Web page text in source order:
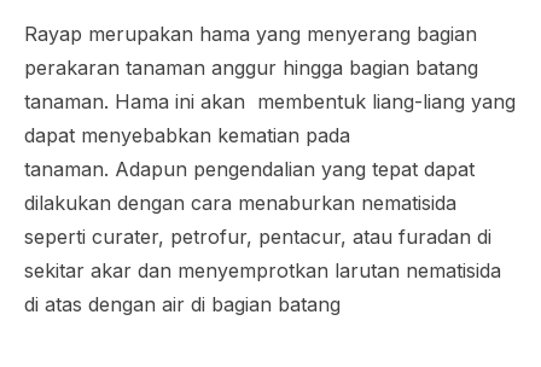
Rayap merupakan hama yang menyerang bagian
perakaran tanaman anggur hingga bagian batang
tanaman. Hama ini akan membentuk liang-liang yang
dapat menyebabkan kematian pada
tanaman. Adapun pengendalian yang tepat dapat
dilakukan dengan cara menaburkan nematisida
seperti curater, petrofur, pentacur, atau furadan di
sekitar akar dan menyemprotkan larutan nematisida
di atas dengan air di bagian batang